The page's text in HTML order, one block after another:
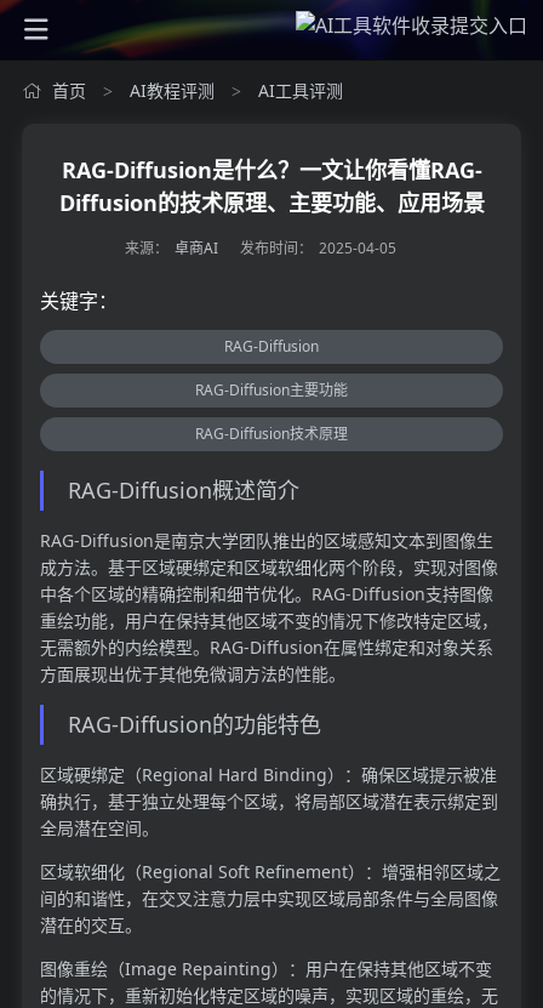
首页 > AI教程评测 > AI工具评测
RAG-Diffusion是什么？一文让你看懂RAG-
Diffusion的技术原理、主要功能、应用场景
来源： 卓商AI 发布时间： 2025-04-05
关键字：
RAG-Diffusion
RAG-Diffusion主要功能
RAG-Diffusion技术原理
RAG-Diffusion概述简介
RAG-Diffusion是南京大学团队推出的区域感知文本到图像生
成方法。基于区域硬绑定和区域软细化两个阶段，实现对图像
中各个区域的精确控制和细节优化。RAG-Diffusion支持图像
重绘功能，用户在保持其他区域不变的情况下修改特定区域，
无需额外的内绘模型。RAG-Diffusion在属性绑定和对象关系
方面展现出优于其他免微调方法的性能。
RAG-Diffusion的功能特色
区域硬绑定（Regional Hard Binding）：确保区域提示被准
确执行，基于独立处理每个区域，将局部区域潜在表示绑定到
全局潜在空间。
区域软细化（Regional Soft Refinement）：增强相邻区域之
间的和谐性，在交叉注意力层中实现区域局部条件与全局图像
潜在的交互。
图像重绘（Image Repainting）：用户在保持其他区域不变
的情况下，重新初始化特定区域的噪声，实现区域的重绘，无